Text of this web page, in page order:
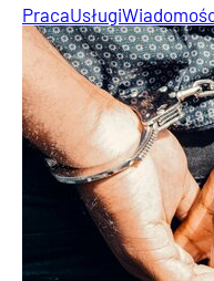
PracaUsługi